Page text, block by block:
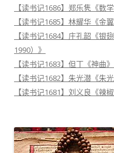
【读书记1686】郑乐隽《数
【读书记1685】林耀华《金
【读书记1684】庄孔韶《银
1990）》
【读书记1683】但丁《神曲
【读书记1682】朱光潜《朱
【读书记1681】刘义良《辣